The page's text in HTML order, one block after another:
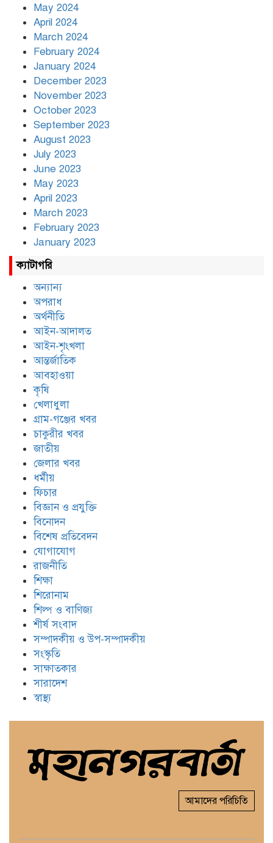
May 2024
April 2024
March 2024
February 2024
January 2024
December 2023
November 2023
October 2023
September 2023
August 2023
July 2023
June 2023
May 2023
April 2023
March 2023
February 2023
January 2023
ক্যাটাগরি
অন্যান্য
অপরাধ
অর্থনীতি
আইন-আদালত
আইন-শৃংখলা
আন্তর্জাতিক
আবহাওয়া
কৃষি
খেলাধুলা
গ্রাম-গঞ্জের খবর
চাকুরীর খবর
জাতীয়
জেলার খবর
ধর্মীয়
ফিচার
বিজ্ঞান ও প্রযুক্তি
বিনোদন
বিশেষ প্রতিবেদন
যোগাযোগ
রাজনীতি
শিক্ষা
শিরোনাম
শিল্প ও বাণিজ্য
শীর্ষ সংবাদ
সম্পাদকীয় ও উপ-সম্পাদকীয়
সংস্কৃতি
সাক্ষাতকার
সারাদেশ
স্বাস্থ্য
আমাদের পরিচিতি